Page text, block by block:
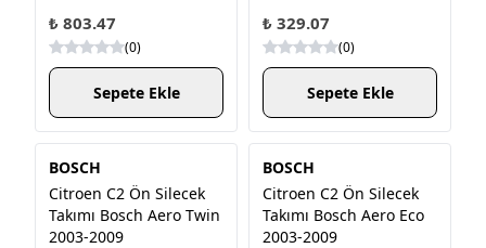
₺ 803.47
(0)
Sepete Ekle
₺ 329.07
(0)
Sepete Ekle
BOSCH
Citroen C2 Ön Silecek
Takımı Bosch Aero Twin
2003-2009
BOSCH
Citroen C2 Ön Silecek
Takımı Bosch Aero Eco
2003-2009